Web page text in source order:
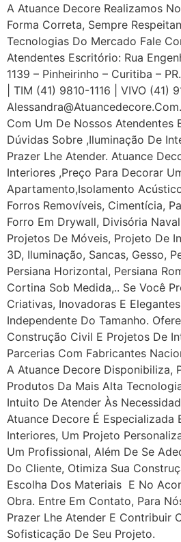
A Atuance Decore Realizamos
Forma Correta, Sempre
Tecnologias Do Mercado Fale
Atendentes Escritório: Rua
1139 – Pinheirinho – Curitiba –
| TIM (41) 9810-1116 | VIVO (41)
Com Um De Nossos Atendentes
Dúvidas Sobre ,iluminação De
Prazer Lhe Atender. Atuance
Interiores ,Preço Para Decorar
Apartamento,Isolamento
Forros Removíveis, Cimentícia,
Forro Em Drywall, Divisória
Projetos De Móveis, Projeto De
3D, Iluminação, Sancas, Gesso,
Persiana Horizontal, Persiana
Cortina Sob Medida,.. Se Você
Criativas, Inovadoras E
Independente Do Tamanho.
Construção Civil E Projetos De
Parcerias Com Fabricantes
A Atuance Decore Disponibiliza,
Produtos Da Mais Alta
Intuito De Atender Às
Atuance Decore É Especializada
Interiores, Um Projeto
Um Profissional, Além De Se
Do Cliente, Otimiza Sua
Escolha Dos Materiais E No
Obra. Entre Em Contato, Para
Prazer Lhe Atender E Contribuir
Sofisticação De Seu Projeto.